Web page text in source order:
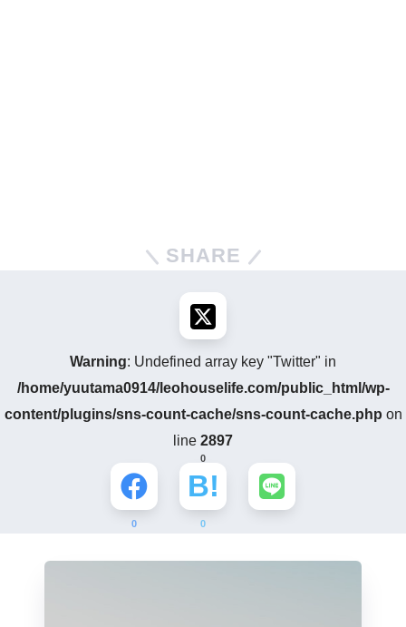
SHARE
Warning: Undefined array key "Twitter" in
/home/yuutama0914/leohouselife.com/public_html/wp-
content/plugins/sns-count-cache/sns-count-cache.php on
line 2897
0
0 0